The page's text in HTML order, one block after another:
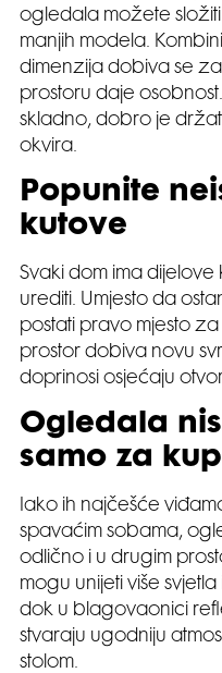
ogledala možete
manjih modela.
dimenzija dobiva se
prostoru daje
skladno, dobro je
okvira.
Popunite
kutove
Svaki dom ima
urediti. Umjesto da
postati pravo mjesto
prostor dobiva novu
doprinosi osjećaju
Ogledala
samo za
Iako ih najčešće
spavaćim sobama,
odlično i u drugim
mogu unijeti više
dok u blagovaonici
stvaraju ugodniju
stolom.